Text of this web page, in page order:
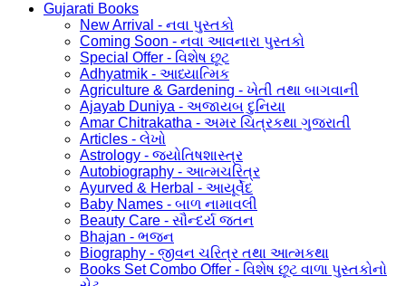
Gujarati Books
New Arrival - નવા પુસ્તકો
Coming Soon - નવા આવનારા પુસ્તકો
Special Offer - વિશેષ છૂટ
Adhyatmik - આધ્યાત્મિક
Agriculture & Gardening - ખેતી તથા બાગવાની
Ajayab Duniya - અજાયબ દુનિયા
Amar Chitrakatha - અમર ચિત્રકથા ગુજરાતી
Articles - લેખો
Astrology - જ્યોતિષશાસ્ત્ર
Autobiography - આત્મચરિત્ર
Ayurved & Herbal - આયૂર્વેદ
Baby Names - બાળ નામાવલી
Beauty Care - સૌન્દર્ય જતન
Bhajan - ભજન
Biography - જીવન ચરિત્ર તથા આત્મકથા
Books Set Combo Offer - વિશેષ છૂટ વાળા પુસ્તકોનો